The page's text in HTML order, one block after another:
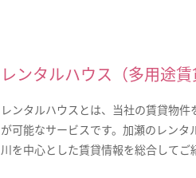
レンタルハウス（多用途
レンタルハウスとは、当社の賃貸物
が可能なサービスです。加瀬のレン
川を中心とした賃貸情報を総合してご